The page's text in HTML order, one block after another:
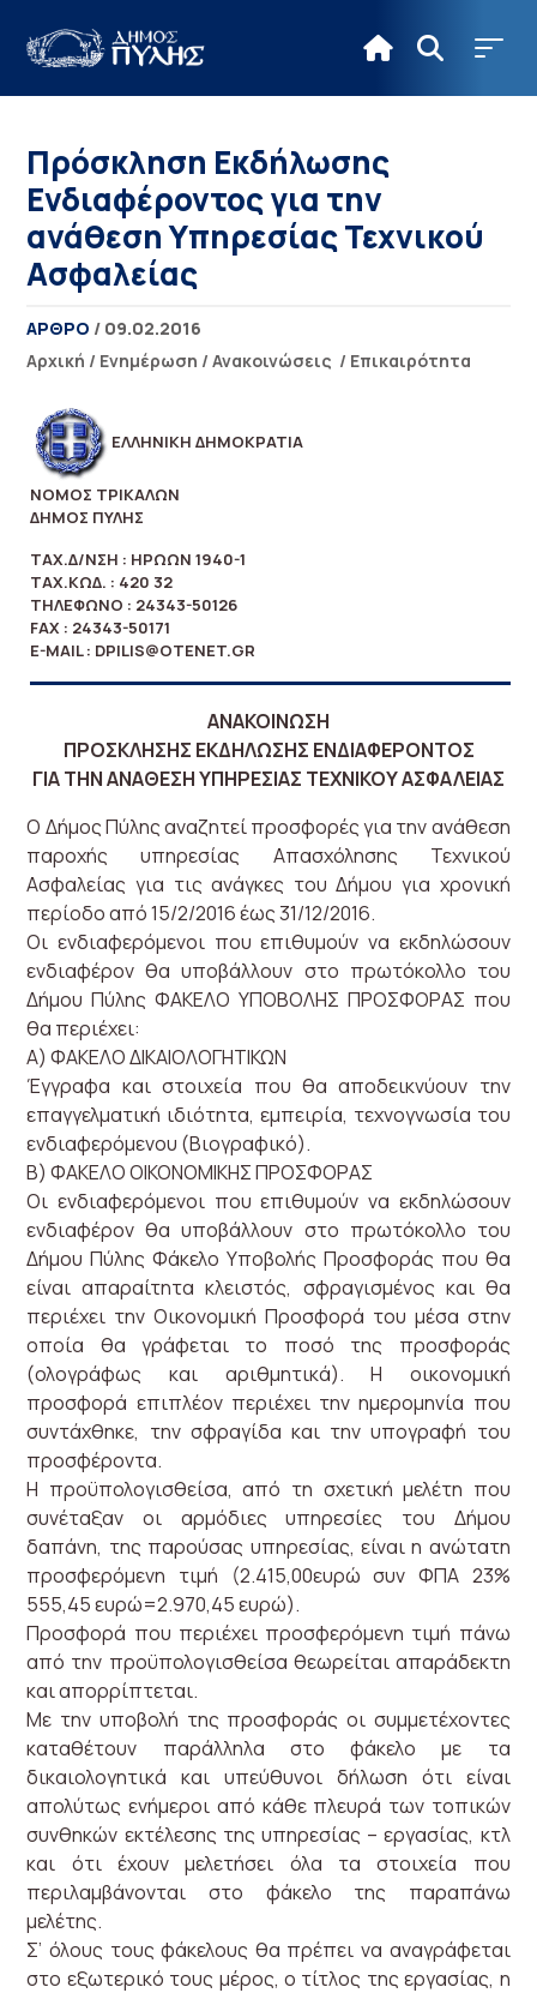
Πρόσκληση Εκδήλωσης
Ενδιαφέροντος για την
ανάθεση Υπηρεσίας Τεχνικού
Ασφαλείας
ΑΡΘΡΟ / 09.02.2016
Αρχική / Ενημέρωση /Ανακοινώσεις / Επικαιρότητα
ΕΛΛΗΝΙΚΗ ΔΗΜΟΚΡΑΤΙΑ
ΝΟΜΟΣ ΤΡΙΚΑΛΩΝ
ΔΗΜΟΣ ΠΥΛΗΣ
ΤΑΧ.Δ/ΝΣΗ : ΗΡΏΩΝ 1940-1
ΤΑΧ.ΚΏΔ. : 420 32
ΤΗΛΈΦΩΝΟ : 24343-50126
FAX : 24343-50171
E-MAIL : DPILIS@OTENET.GR
ΑΝΑΚΟΙΝΩΣΗ
ΠΡΟΣΚΛΗΣΗΣ ΕΚΔΗΛΩΣΗΣ ΕΝΔΙΑΦΕΡΟΝΤΟΣ
ΓΙΑ ΤΗΝ ΑΝΑΘΕΣΗ ΥΠΗΡΕΣΙΑΣ ΤΕΧΝΙΚΟΥ ΑΣΦΑΛΕΙΑΣ
Ο Δήμος Πύλης αναζητεί προσφορές για την ανάθεση
παροχής υπηρεσίας Απασχόλησης Τεχνικού
Ασφαλείας για τις ανάγκες του Δήμου για χρονική
περίοδο από 15/2/2016 έως 31/12/2016.
Οι ενδιαφερόμενοι που επιθυμούν να εκδηλώσουν
ενδιαφέρον θα υποβάλλουν στο πρωτόκολλο του
Δήμου Πύλης ΦΑΚΕΛΟ ΥΠΟΒΟΛΗΣ ΠΡΟΣΦΟΡΑΣ που
θα περιέχει:
Α) ΦΑΚΕΛΟ ΔΙΚΑΙΟΛΟΓΗΤΙΚΩΝ
Έγγραφα και στοιχεία που θα αποδεικνύουν την
επαγγελματική ιδιότητα, εμπειρία, τεχνογνωσία του
ενδιαφερόμενου (Βιογραφικό).
Β) ΦΑΚΕΛΟ ΟΙΚΟΝΟΜΙΚΗΣ ΠΡΟΣΦΟΡΑΣ
Οι ενδιαφερόμενοι που επιθυμούν να εκδηλώσουν
ενδιαφέρον θα υποβάλλουν στο πρωτόκολλο του
Δήμου Πύλης Φάκελο Υποβολής Προσφοράς που θα
είναι απαραίτητα κλειστός, σφραγισμένος και θα
περιέχει την Οικονομική Προσφορά του μέσα στην
οποία θα γράφεται το ποσό της προσφοράς
(ολογράφως και αριθμητικά). Η οικονομική
προσφορά επιπλέον περιέχει την ημερομηνία που
συντάχθηκε, την σφραγίδα και την υπογραφή του
προσφέροντα.
Η προϋπολογισθείσα, από τη σχετική μελέτη που
συνέταξαν οι αρμόδιες υπηρεσίες του Δήμου
δαπάνη, της παρούσας υπηρεσίας, είναι η ανώτατη
προσφερόμενη τιμή (2.415,00ευρώ συν ΦΠΑ 23%
555,45 ευρώ=2.970,45 ευρώ).
Προσφορά που περιέχει προσφερόμενη τιμή πάνω
από την προϋπολογισθείσα θεωρείται απαράδεκτη
και απορρίπτεται.
Με την υποβολή της προσφοράς οι συμμετέχοντες
καταθέτουν παράλληλα στο φάκελο με τα
δικαιολογητικά και υπεύθυνοι δήλωση ότι είναι
απολύτως ενήμεροι από κάθε πλευρά των τοπικών
συνθηκών εκτέλεσης της υπηρεσίας – εργασίας, κτλ
και ότι έχουν μελετήσει όλα τα στοιχεία που
περιλαμβάνονται στο φάκελο της παραπάνω
μελέτης.
Σ’ όλους τους φάκελους θα πρέπει να αναγράφεται
στο εξωτερικό τους μέρος, ο τίτλος της εργασίας, η